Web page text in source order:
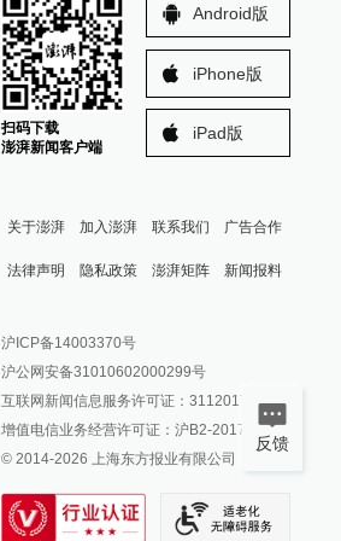
扫码下载
澎湃新闻客户端
Android版
iPhone版
iPad版
关于澎湃 加入澎湃 联系我们 广告合作
法律声明 隐私政策 澎湃矩阵
澎湃新闻公众号
澎湃新闻抖音号
派生万物开放平台
IP SHANGHAI
SIXTH TONE
新闻报料
报料邮箱: news@thepaper.cn
沪ICP备14003370号
沪公网安备31010602000299号
互联网新闻信息服务许可证：31120170006
增值电信业务经营许可证：沪B2-2017116
© 2014-2026 上海东方报业有限公司
反馈